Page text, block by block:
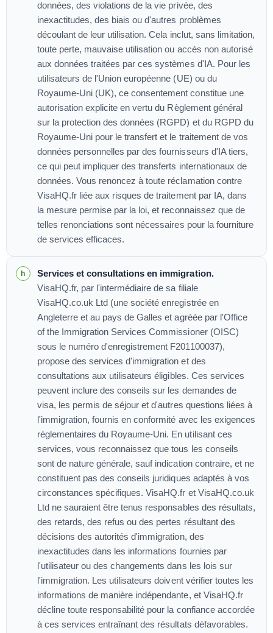
données, des violations de la vie privée, des
inexactitudes, des biais ou d'autres problèmes
découlant de leur utilisation. Cela inclut, sans limitation,
toute perte, mauvaise utilisation ou accès non autorisé
aux données traitées par ces systèmes d'IA. Pour les
utilisateurs de l'Union européenne (UE) ou du
Royaume-Uni (UK), ce consentement constitue une
autorisation explicite en vertu du Règlement général
sur la protection des données (RGPD) et du RGPD du
Royaume-Uni pour le transfert et le traitement de vos
données personnelles par des fournisseurs d'IA tiers,
ce qui peut impliquer des transferts internationaux de
données. Vous renoncez à toute réclamation contre
VisaHQ.fr liée aux risques de traitement par IA, dans
la mesure permise par la loi, et reconnaissez que de
telles renonciations sont nécessaires pour la fourniture
de services efficaces.
Services et consultations en immigration.
VisaHQ.fr, par l'intermédiaire de sa filiale
VisaHQ.co.uk Ltd (une société enregistrée en
Angleterre et au pays de Galles et agréée par l'Office
of the Immigration Services Commissioner (OISC)
sous le numéro d'enregistrement F201100037),
propose des services d'immigration et des
consultations aux utilisateurs éligibles. Ces services
peuvent inclure des conseils sur les demandes de
visa, les permis de séjour et d'autres questions liées à
l'immigration, fournis en conformité avec les exigences
réglementaires du Royaume-Uni. En utilisant ces
services, vous reconnaissez que tous les conseils
sont de nature générale, sauf indication contraire, et ne
constituent pas des conseils juridiques adaptés à vos
circonstances spécifiques. VisaHQ.fr et VisaHQ.co.uk
Ltd ne sauraient être tenus responsables des résultats,
des retards, des refus ou des pertes résultant des
décisions des autorités d'immigration, des
inexactitudes dans les informations fournies par
l'utilisateur ou des changements dans les lois sur
l'immigration. Les utilisateurs doivent vérifier toutes les
informations de manière indépendante, et VisaHQ.fr
décline toute responsabilité pour la confiance accordée
à ces services entraînant des résultats défavorables.